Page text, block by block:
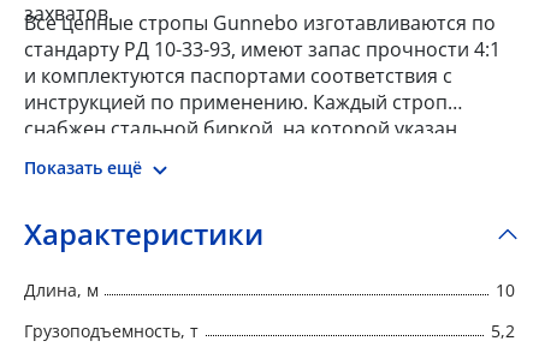
захватов.
Все цепные стропы Gunnebo изготавливаются по
стандарту РД 10-33-93, имеют запас прочности 4:1
и комплектуются паспортами соответствия с
инструкцией по применению. Каждый строп
снабжен стальной биркой, на которой указан
номер, тип, грузоподъемность, длина, запас
прочности, дата производства и наименование
Показать ещё
Характеристики
Длина, м
10
Грузоподъемность, т
5,2